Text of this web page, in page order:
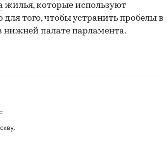
жилья, которые используют
того, чтобы устранить пробелы в
нижней палате парламента.